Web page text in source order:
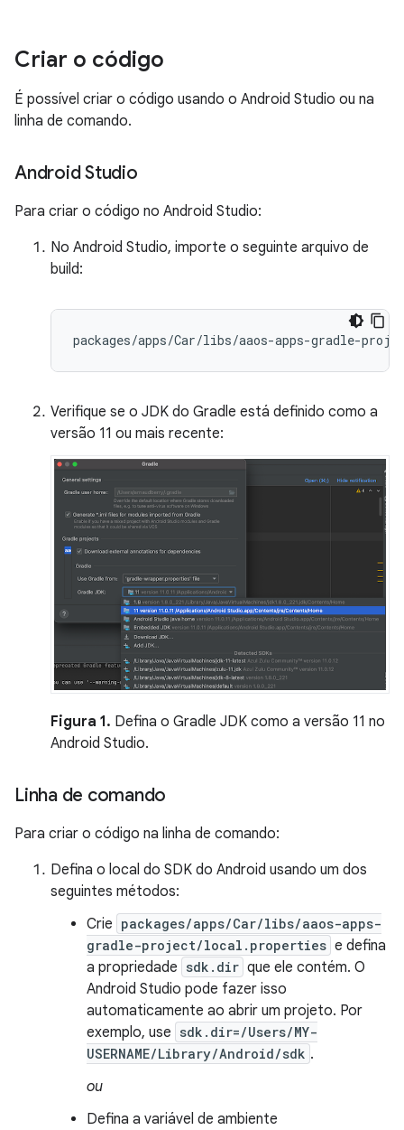
Criar o código
É possível criar o código usando o Android Studio ou na
linha de comando.
Android Studio
Para criar o código no Android Studio:
No Android Studio, importe o seguinte arquivo de
build:
Verifique se o JDK do Gradle está definido como a
versão 11 ou mais recente:
Figura 1. Defina o Gradle JDK como a versão 11 no
Android Studio.
Linha de comando
Para criar o código na linha de comando:
Defina o local do SDK do Android usando um dos
seguintes métodos:
Crie packages/apps/Car/libs/aaos-apps-
gradle-project/local.properties e defina
a propriedade sdk.dir que ele contém. O
Android Studio pode fazer isso
automaticamente ao abrir um projeto. Por
exemplo, use sdk.dir=/Users/MY-
USERNAME/Library/Android/sdk .
ou
Defina a variável de ambiente